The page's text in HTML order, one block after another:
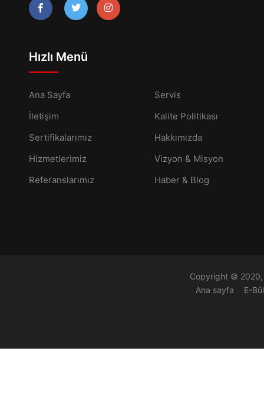
Hızlı Menü
Ana Sayfa
Servis
İletişim
Kalite Politikası
Sertifikalarımız
Hakkımızda
Hizmetlerimiz
Vizyon & Misyon
Referanslarımız
Haber & Blog
Copyright © 2020,
Ana sayfa
E-